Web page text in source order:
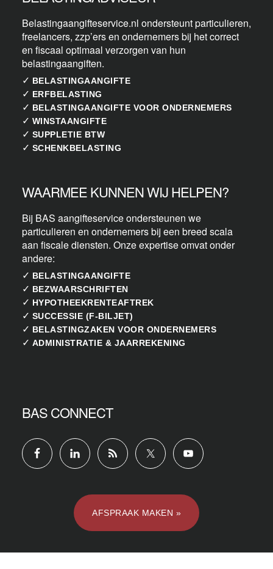
Belastingaangifteservice.nl ondersteunt particulieren,
freelancers, zzp’ers en ondernemers bij het correct
en fiscaal optimaal verzorgen van hun
belastingaangiften.
✓ BELASTINGAANGIFTE
✓ ERFBELASTING
✓ BELASTINGAANGIFTE VOOR ONDERNEMERS
✓ WINSTAANGIFTE
✓ SUPPLETIE BTW
✓ SCHENKBELASTING
WAARMEE KUNNEN WIJ HELPEN?
Bij BAS aangifteservice ondersteunen we
particulieren en ondernemers bij een breed scala
aan fiscale diensten. Onze expertise omvat onder
andere:
✓ BELASTINGAANGIFTE
✓ BEZWAARSCHRIFTEN
✓ HYPOTHEEKRENTEAFTREK
✓ SUCCESSIE (F-BILJET)
✓ BELASTINGZAKEN VOOR ONDERNEMERS
✓ ADMINISTRATIE & JAARREKENING
BAS CONNECT
AFSPRAAK MAKEN »